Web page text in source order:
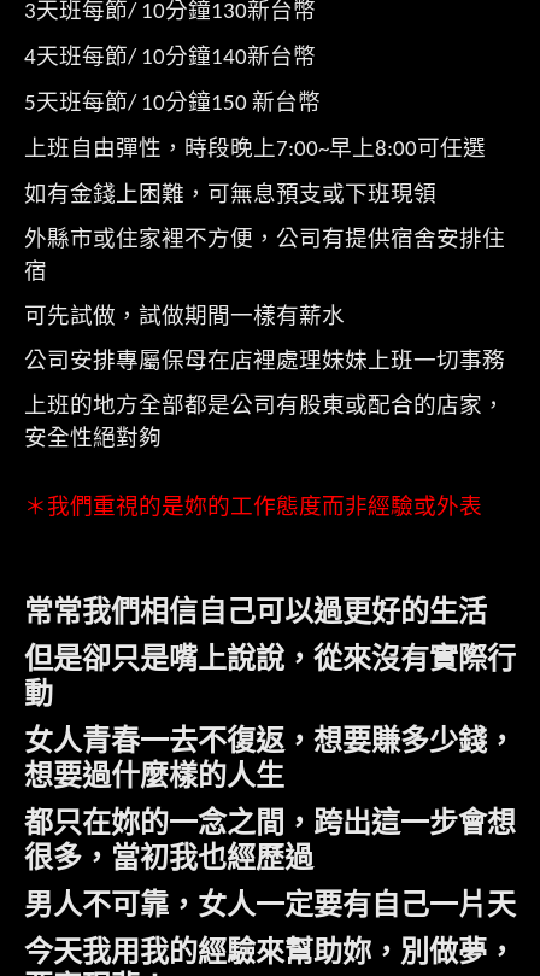
3天班每節/ 10分鐘130新台幣
4天班每節/ 10分鐘140新台幣
5天班每節/ 10分鐘150 新台幣
上班自由彈性，時段晚上7:00~早上8:00可任選
如有金錢上困難，可無息預支或下班現領
外縣市或住家裡不方便，公司有提供宿舍安排住
宿
可先試做，試做期間一樣有薪水
公司安排專屬保母在店裡處理妹妹上班一切事務
上班的地方全部都是公司有股東或配合的店家，
安全性絕對夠
＊我們重視的是妳的工作態度而非經驗或外表
常常我們相信自己可以過更好的生活
但是卻只是嘴上說說，從來沒有實際行
動
女人青春一去不復返，想要賺多少錢，
想要過什麼樣的人生
都只在妳的一念之間，跨出這一步會想
很多，當初我也經歷過
男人不可靠，女人一定要有自己一片天
今天我用我的經驗來幫助妳，別做夢，